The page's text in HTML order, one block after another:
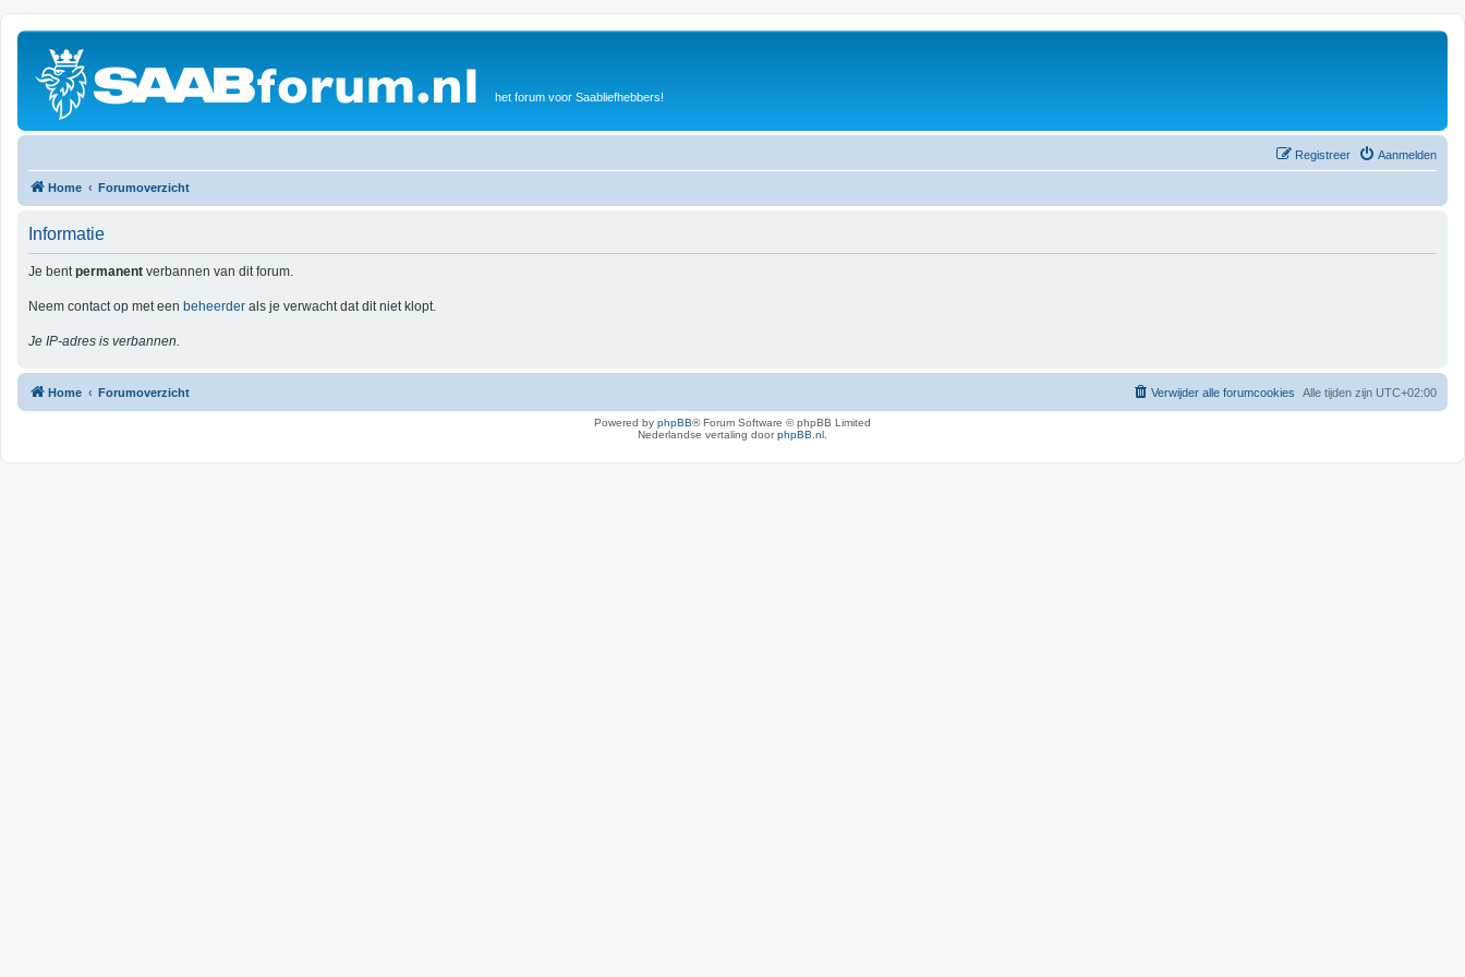
het forum voor Saabliefhebbers!
Aanmelden
Registreer
Home Forumoverzicht
Informatie
Je bentpermanent verbannen van dit forum.
Neem contact op met een beheerder als je verwacht dat dit niet klopt.
Je IP-adres is verbannen.
Home Forumoverzicht Alle tijden zijn UTC+02:00
Verwijder alle forumcookies
Powered by phpBB® Forum Software © phpBB Limited
Nederlandse vertaling doorphpBB.nl